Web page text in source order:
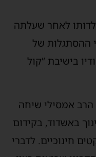
לאחר שעלתה
ההסתגלות של
בישיבת “קול
הרב אמסילי שיחה
באשדוד, בקידום
חינוכיים. לדברי